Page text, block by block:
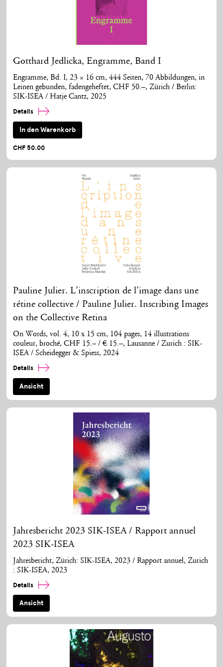
Gotthard Jedlicka, Engramme, Band I
Engramme, Bd. I, 23 × 16 cm, 444 Seiten, 70 Abbildungen, in
Leinen gebunden, fadengeheftet, CHF 50.–, Zürich / Berlin:
SIK-ISEA / Hatje Cantz, 2025
Details
In den Warenkorb
CHF 50.00
Pauline Julier. L’inscription de l’image dans une
rétine collective / Pauline Julier. Inscribing Images
on the Collective Retina
On Words, vol. 4, 10 x 15 cm, 104 pages, 14 illustrations
couleur, broché, CHF 15.– / € 15.–, Lausanne / Zurich : SIK-
ISEA / Scheidegger & Spiess, 2024
Details
Ansicht
Jahresbericht 2023 SIK-ISEA / Rapport annuel
2023 SIK-ISEA
Jahresbericht, Zürich: SIK-ISEA, 2023 / Rapport annuel, Zurich
: SIK-ISEA, 2023
Details
Ansicht